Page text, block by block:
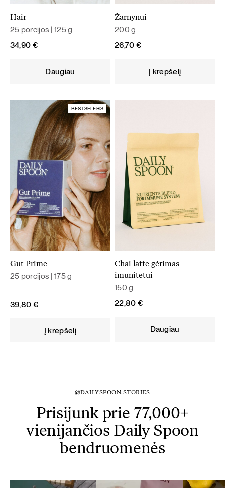
Hair
25 porcijos | 125 g
34,90 €
Daugiau
Žarnynui
200 g
26,70 €
Į krepšelį
BESTSELERIS
Gut Prime
25 porcijos | 175 g
39,80 €
Į krepšelį
Chai latte gėrimas
imunitetui
150 g
22,80 €
Daugiau
@DAILYSPOON.STORIES
Prisijunk prie 77,000+
vienijančios Daily Spoon
bendruomenės